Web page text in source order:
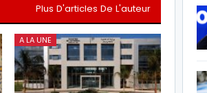
Plus D'articles De L'auteur
A LA UNE